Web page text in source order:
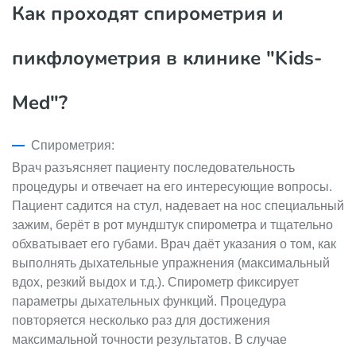
Как проходят спирометрия и
пикфлоуметрия в клинике "Kids-
Med"?
Спирометрия:
Врач разъясняет пациенту последовательность
процедуры и отвечает на его интересующие вопросы.
Пациент садится на стул, надевает на нос специальный
зажим, берёт в рот мундштук спирометра и тщательно
обхватывает его губами. Врач даёт указания о том, как
выполнять дыхательные упражнения (максимальный
вдох, резкий выдох и т.д.). Спирометр фиксирует
параметры дыхательных функций. Процедура
повторяется несколько раз для достижения
максимальной точности результатов. В случае